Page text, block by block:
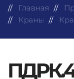
Главная
Краны